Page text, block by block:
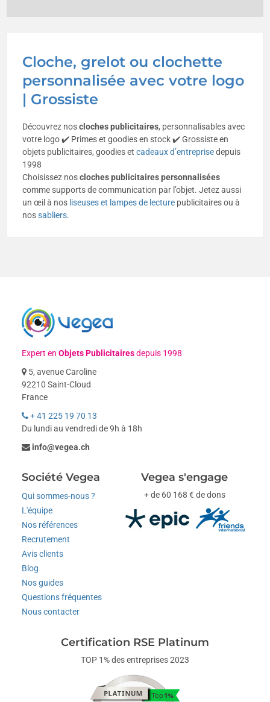
Cloche, grelot ou clochette
personnalisée avec votre logo
| Grossiste
Découvrez noscloches publicitaires, personnalisables avec
votre logo ✔️ Primes et goodies en stock ✔️ Grossiste en
objets publicitaires, goodies etcadeaux d’entreprisedepuis
1998
Choisissez noscloches publicitaires personnalisées
comme supports de communication par l’objet. Jetez aussi
un œil à nos liseuses et lampes de lecture publicitaires ou à
nossabliers.
Expert enObjets Publicitairesdepuis 1998
5, avenue Caroline
92210 Saint-Cloud
France
+ 41 225 19 70 13
Du lundi au vendredi de 9h à 18h
info@vegea.ch
Société Vegea
Qui sommes-nous ?
L'équipe
Nos références
Recrutement
Avis clients
Blog
Nos guides
Questions fréquentes
Nous contacter
Vegea s'engage
+ de 60 168 € de dons
Certification RSE Platinum
TOP 1% des entreprises 2023